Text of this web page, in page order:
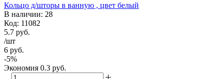
Кольцо д/шторы в ванную , цвет белый
В наличии: 28
Код: 11082
5.7 руб.
/шт
6 руб.
-5%
Экономия 0.3 руб.